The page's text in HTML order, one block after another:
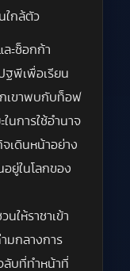
ใกล้ตัว
ะซ็อกก้า
ฐพีเพื่อเรียน
เขาพบกับท็อฟ
นการใช้อำนาจ
เดินหน้าอย่าง
ยู่ในโลกของ
ให้ราชาเข้า
มกลางการ
ลับที่ทำหน้าที่